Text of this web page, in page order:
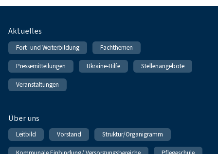
Fußnavigation
Aktuelles
Fort- und Weiterbildung Fachthemen
Pressemitteilungen Ukraine-Hilfe Stellenangebote
Veranstaltungen
Über uns
Leitbild Vorstand Struktur/Organigramm